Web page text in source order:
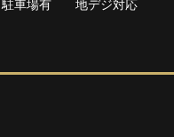
駐車場有 地デジ対応